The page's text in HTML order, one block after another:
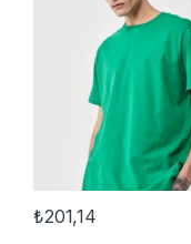
₺201,14
Bu ürünün birden